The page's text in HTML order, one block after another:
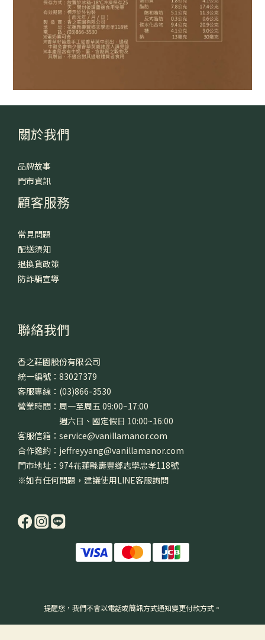
關於我們
品牌故事
門市資訊
顧客服務
常見問題
配送須知
退換貨政策
防詐騙宣導
聯絡我們
香之莊園股份有限公司
統一編號：83027379
客服專線：(03)866-3530
營業時間：周一至周五 09:00~17:00
週六日、國定假日 10:00~16:00
客服信箱：service@vanillamanor.com
合作邀約：jeffreyyang@vanillamanor.com
門市地址：974花蓮縣壽豐鄉志學忠孝118號
※如有任何問題，建議使用LINE客服詢問
提醒您，我們不會以電話或簡訊方式通知變更付款方式。